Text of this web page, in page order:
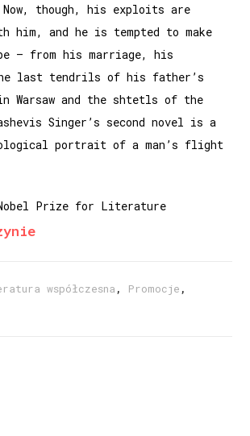
though, his exploits are
him, and he is tempted to make
– from his marriage, his
the last tendrils of his father’s
Warsaw and the shtetls of the
Singer’s second novel is a
portrait of a man’s flight
Prize for Literature
współczesna , Promocje ,